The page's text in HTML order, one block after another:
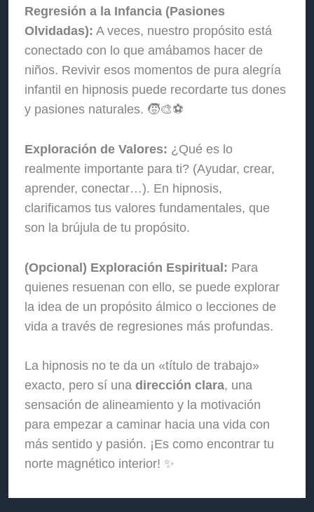
Regresión a la Infancia (Pasiones
Olvidadas): A veces, nuestro propósito está
conectado con lo que amábamos hacer de
niños. Revivir esos momentos de pura alegría
infantil en hipnosis puede recordarte tus dones
y pasiones naturales. 🧒🎨⚽
Exploración de Valores: ¿Qué es lo
realmente importante para ti? (Ayudar, crear,
aprender, conectar…). En hipnosis,
clarificamos tus valores fundamentales, que
son la brújula de tu propósito.
(Opcional) Exploración Espiritual: Para
quienes resuenan con ello, se puede explorar
la idea de un propósito álmico o lecciones de
vida a través de regresiones más profundas.
La hipnosis no te da un «título de trabajo»
exacto, pero sí unadirección clara, una
sensación de alineamiento y la motivación
para empezar a caminar hacia una vida con
más sentido y pasión. ¡Es como encontrar tu
norte magnético interior! ✨